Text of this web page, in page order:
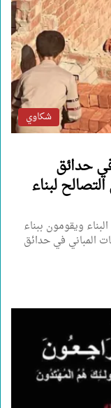
شكاوي
حدائق
لبناء
ويقومون ببناء
المباني في حدائق